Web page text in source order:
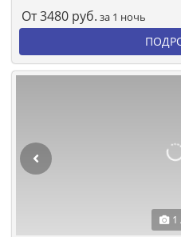
От3480 руб. за 1 ночь
1